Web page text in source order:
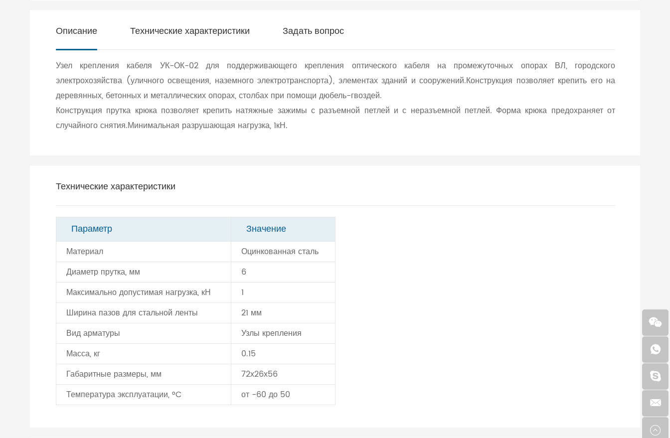
Описание Технические характеристики Задать вопрос
Узел крепления кабеля УК-ОК-02 для поддерживающего крепления оптического кабеля на промежуточных опорах ВЛ, городского
электрохозяйства (уличного освещения, наземного электротранспорта), элементах зданий и сооружений.Конструкция позволяет крепить его на
деревянных, бетонных и металлических опорах, столбах при помощи дюбель-гвоздей.
Конструкция прутка крюка позволяет крепить натяжные зажимы с разъемной петлей и с неразъемной петлей. Форма крюка предохраняет от
случайного снятия.Минимальная разрушающая нагрузка, 1кН.
Технические характеристики
Параметр Значение
Материал
Оцинкованная сталь
Диаметр прутка, мм
6
Максимально допустимая нагрузка, кН
1
Ширина пазов для стальной ленты
21 мм
Вид арматуры
Узлы крепления
Масса, кг
0.15
Габаритные размеры, мм
72х26х56
Температура эксплуатации, °C
от -60 до 50